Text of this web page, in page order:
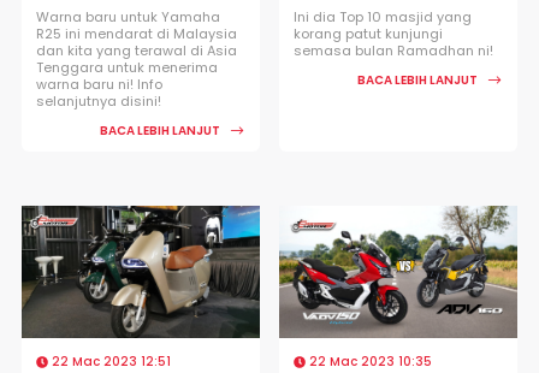
Warna baru untuk Yamaha
R25 ini mendarat di Malaysia
dan kita yang terawal di Asia
Tenggara untuk menerima
warna baru ni! Info
selanjutnya disini!
BACA LEBIH LANJUT
Ini dia Top 10 masjid yang
korang patut kunjungi
semasa bulan Ramadhan ni!
BACA LEBIH LANJUT
22 Mac 2023 12:51 22 Mac 2023 10:35